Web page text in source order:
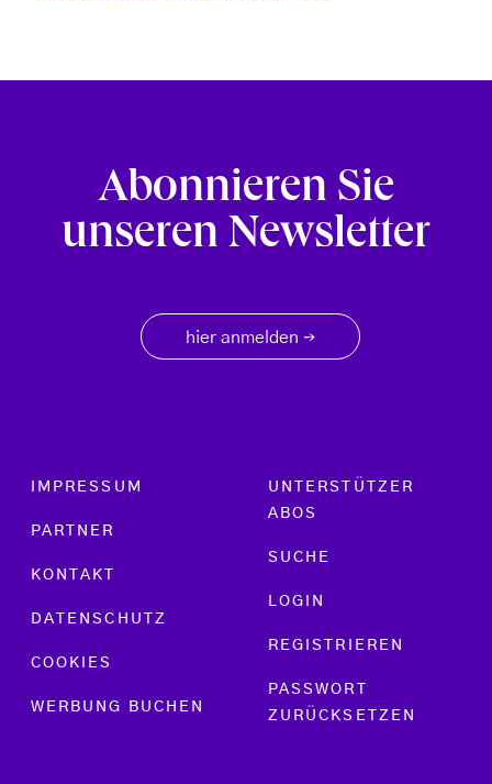
Abonnieren Sie
unseren Newsletter
hier anmelden →
Footer menu
IMPRESSUM
PARTNER
KONTAKT
DATENSCHUTZ
COOKIES
WERBUNG BUCHEN
UNTERSTÜTZER
ABOS
SUCHE
LOGIN
REGISTRIEREN
PASSWORT
ZURÜCKSETZEN